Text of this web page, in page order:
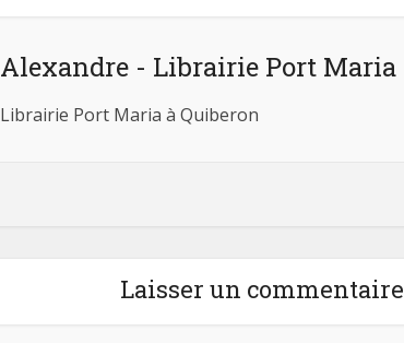
Alexandre - Librairie Port Maria
Librairie Port Maria à Quiberon
Laisser un commentaire